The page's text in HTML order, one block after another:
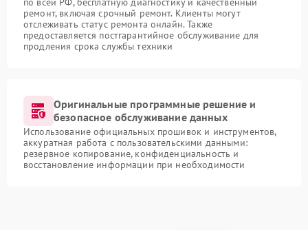
ремонт, включая срочный ремонт. Клиенты могут
отслеживать статус ремонта онлайн. Также
предоставляется постгарантийное обслуживание для
продления срока службы техники
Оригинальные программные решение и
безопасное обслуживание данных
Использование официальных прошивок и инструментов,
аккуратная работа с пользовательскими данными:
резервное копирование, конфиденциальность и
восстановление информации при необходимости